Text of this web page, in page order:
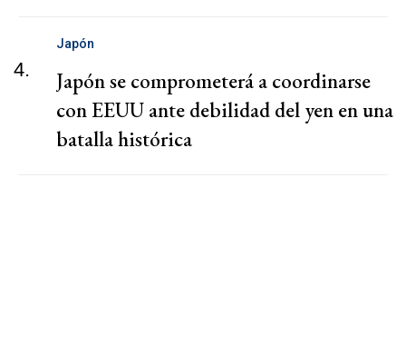
4.
Japón
Japón se comprometerá a coordinarse
con EEUU ante debilidad del yen en una
batalla histórica